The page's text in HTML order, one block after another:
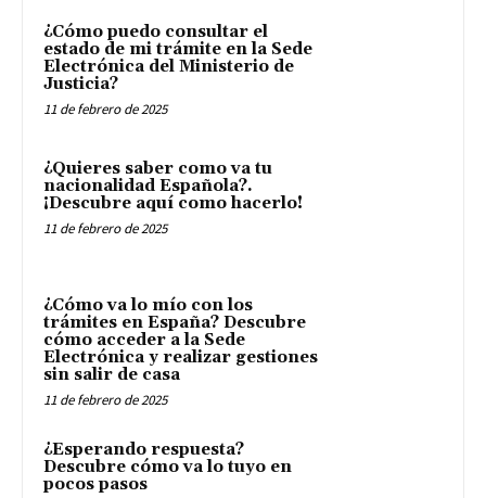
¿Cómo puedo consultar el
estado de mi trámite en la Sede
Electrónica del Ministerio de
Justicia?
11 de febrero de 2025
¿Quieres saber como va tu
nacionalidad Española?.
¡Descubre aquí como hacerlo!
11 de febrero de 2025
¿Cómo va lo mío con los
trámites en España? Descubre
cómo acceder a la Sede
Electrónica y realizar gestiones
sin salir de casa
11 de febrero de 2025
¿Esperando respuesta?
Descubre cómo va lo tuyo en
pocos pasos